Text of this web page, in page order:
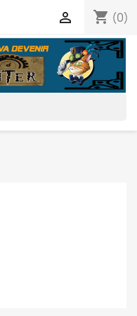
shopping_cart (0)
